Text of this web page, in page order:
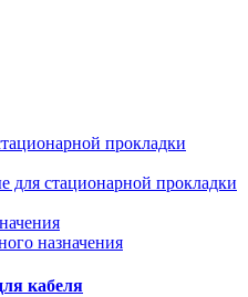
прокладки
для стационарной прокладки
назначения
кабеля